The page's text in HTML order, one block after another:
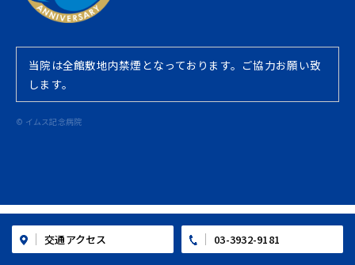
交通アクセス 03-3932-9181
当院は全館敷地内禁煙となっております。ご協力お願い致
します。
© イムス記念病院